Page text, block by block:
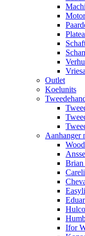
Outlet
Koelunits
Aanhanger
Brian
Hulco
Ifor